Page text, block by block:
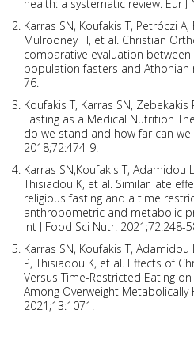
health: a systematic review. Eur J
Karras SN, Koufakis T, Petróczi
Mulrooney H, et al. Christian
comparative evaluation
population fasters and Athonian
76.
Koufakis T, Karras SN,
Fasting as a Medical Nutrition
do we stand and how far can we
2018;72:474-9.
Karras SN,Koufakis T, Adamidou
Thisiadou K, et al. Similar late
religious fasting and a time
anthropometric and metabolic
Int J Food Sci Nutr. 2021;72:248-
Karras SN, Koufakis T,
P, Thisiadou K, et al. Effects of
Versus Time-Restricted Eating
Among Overweight Metabolically
2021;13:1071.